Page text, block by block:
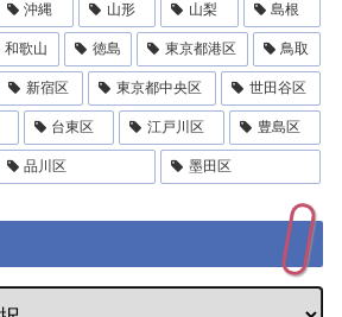
沖縄 山形 山梨 島根
和歌山 徳島 東京都港区 鳥取
新宿区 東京都中央区 世田谷区
台東区 江戸川区 豊島区
品川区 墨田区